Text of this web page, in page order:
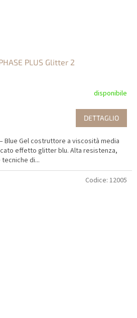
PLUS Glitter 2
disponibile
DETTAGLIO
– Blue Gel costruttore a viscosità media
effetto glitter blu. Alta resistenza,
di...
Codice: 12005